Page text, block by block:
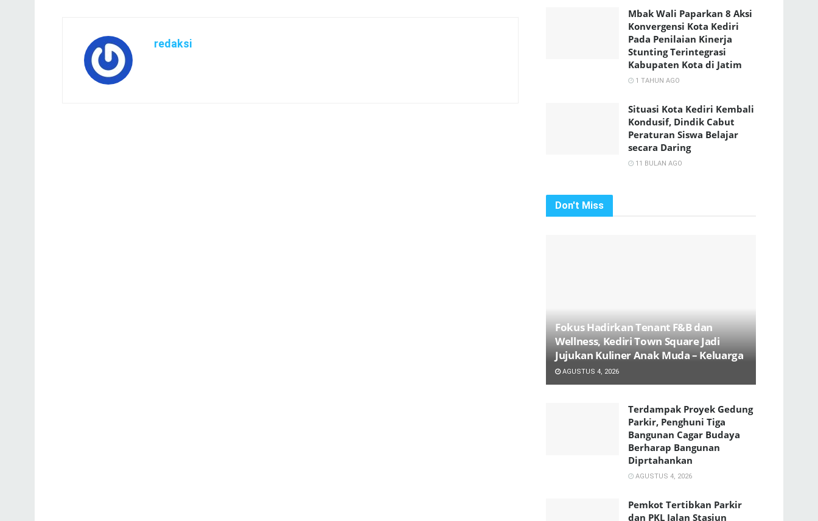
redaksi
Mbak Wali Paparkan 8 Aksi
Konvergensi Kota Kediri
Pada Penilaian Kinerja
Stunting Terintegrasi
Kabupaten Kota di Jatim
1 TAHUN AGO
Situasi Kota Kediri Kembali
Kondusif, Dindik Cabut
Peraturan Siswa Belajar
secara Daring
11 BULAN AGO
Don't Miss
Fokus Hadirkan Tenant F&B dan
Wellness, Kediri Town Square Jadi
Jujukan Kuliner Anak Muda – Keluarga
AGUSTUS 4, 2026
Terdampak Proyek Gedung
Parkir, Penghuni Tiga
Bangunan Cagar Budaya
Berharap Bangunan
Diprtahankan
AGUSTUS 4, 2026
Pemkot Tertibkan Parkir
dan PKL Jalan Stasiun